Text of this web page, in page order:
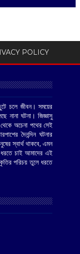
POLICY
চলে জীবন। সময়ের
নানা ঘটনা। জিজ্ঞাসু
অচেনা পথের সেই
দৈনন্দিন ঘটনার
স্বার্থ থাকবে, এমন
চাই আমাদের এই
পরিচয় তুলে ধরতে